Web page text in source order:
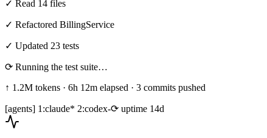
✓ Read 14 files
✓ Refactored BillingService
✓ Updated 23 tests
⟳ Running the test suite…
↑ 1.2M tokens · 6h 12m elapsed · 3 commits pushed
[agents] 1:claude* 2:codex-⟳ uptime 14d